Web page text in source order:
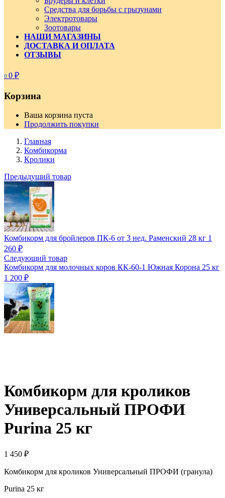
Средства для борьбы с грызунами
Электротовары
Зоотовары
НАШИ МАГАЗИНЫ
ДОСТАВКА И ОПЛАТА
ОТЗЫВЫ
0 0 ₽
Корзина
Ваша корзина пуста
Продолжить покупки
Главная
Комбикорма
Кролики
Предыдущий товар
Комбикорм для бройлеров ПК-6 от 3 нед. Раменский 28 кг 1
260 ₽
Следующий товар
Комбикорм для молочных коров КК-60-1 Южная Корона 25 кг
1 200 ₽
Комбикорм для кроликов
Универсальный ПРОФИ
Purina 25 кг
1 450 ₽
Комбикорм для кроликов Универсальный ПРОФИ (гранула)
Purina 25 кг